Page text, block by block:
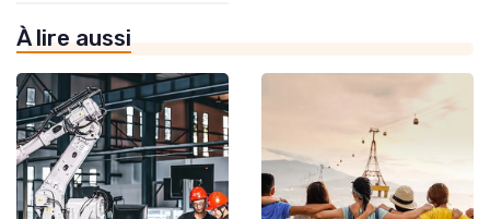
À lire aussi